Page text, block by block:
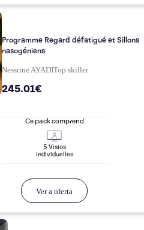
Programme Regard défatigué et Sillons
nasogéniens
Nessrine AYADITop skiller
245.01€
Ce pack comprend
5 Visios
individuelles
Ver a oferta